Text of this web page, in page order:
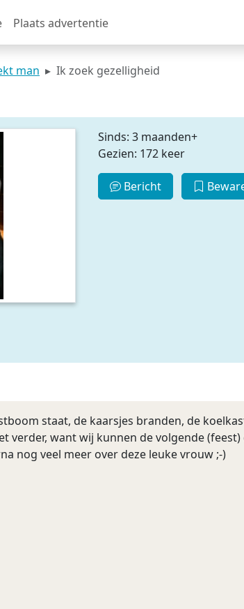
Plaats advertentie
man Ik zoek gezelligheid
Sinds: 3 maanden+
Gezien: 172 keer
Bericht
staat, de kaarsjes branden, de
verder, want wij kunnen de volgende
nog veel meer over deze leuke vrouw ;-)